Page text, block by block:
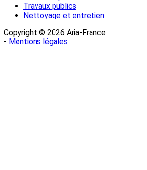
Travaux publics
Nettoyage et entretien
Copyright © 2026 Aria-France
- Mentions légales